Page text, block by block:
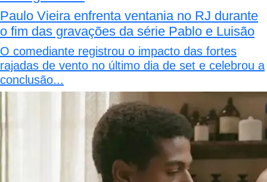
Paulo Vieira enfrenta ventania no RJ durante
o fim das gravações da série Pablo e Luisão
O comediante registrou o impacto das fortes
rajadas de vento no último dia de set e celebrou a
conclusão...